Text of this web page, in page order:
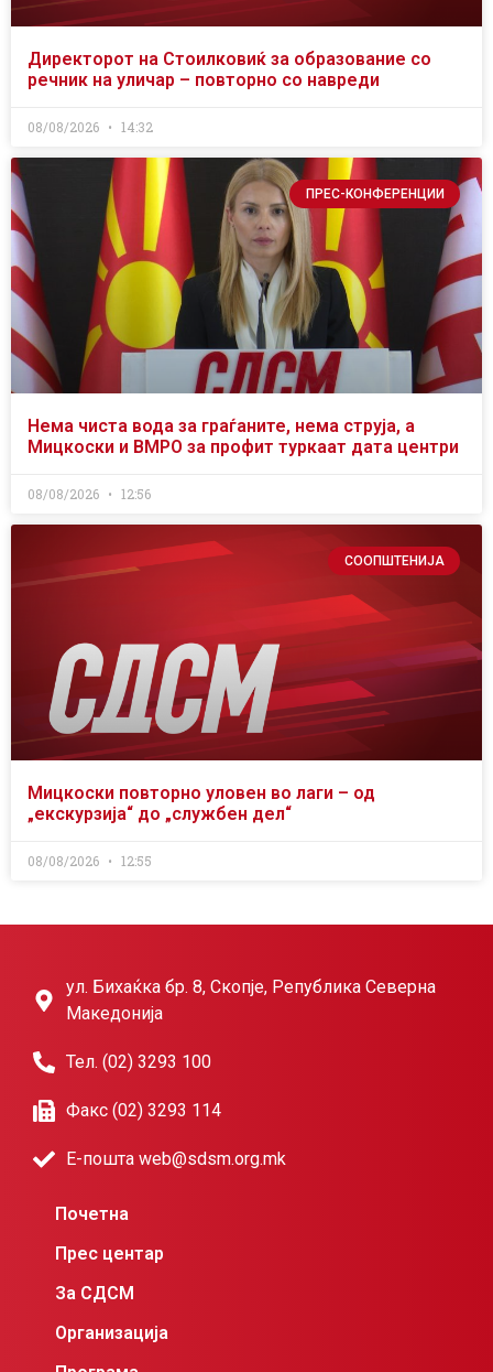
Директорот на Стоилковиќ за образование со
речник на уличар – повторно со навреди
08/08/2026 14:32
ПРЕС-КОНФЕРЕНЦИИ
Нема чиста вода за граѓаните, нема струја, а
Мицкоски и ВМРО за профит туркаат дата центри
08/08/2026 12:56
СООПШТЕНИЈА
Мицкоски повторно уловен во лаги – од
„екскурзија“ до „службен дел“
08/08/2026 12:55
ул. Бихаќка бр. 8, Скопје, Република Северна
Македонија
Тел. (02) 3293 100
Факс (02) 3293 114
Е-пошта web@sdsm.org.mk
Почетна
Прес центар
За СДСМ
Организација